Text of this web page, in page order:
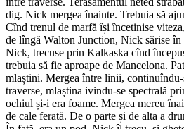
dig. Nick mergea înainte. Trebuia să
Cînd trenul de marfă își încetinise
de lîngă Walton Junction, Nick sărise
Nick, trecuse prin Kalkaska cînd
trebuia să fie aproape de Mancelona.
mlaștini. Mergea între linii,
traverse, mlaștina ivindu-se spectrală
ochiul și-i era foame. Mergea mereu
de cale ferată. De o parte și de alta a